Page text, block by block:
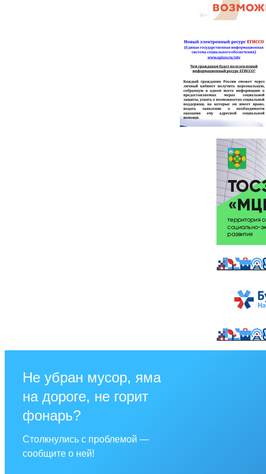
Не убран мусор, яма
на дороге, не горит
фонарь?
Столкнулись с проблемой —
сообщите о ней!